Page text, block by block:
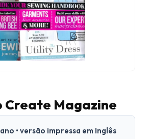
Create Magazine
• versão impressa em Inglês